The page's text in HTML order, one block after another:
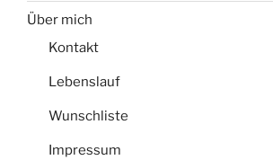
Über mich
Kontakt
Lebenslauf
Wunschliste
Impressum